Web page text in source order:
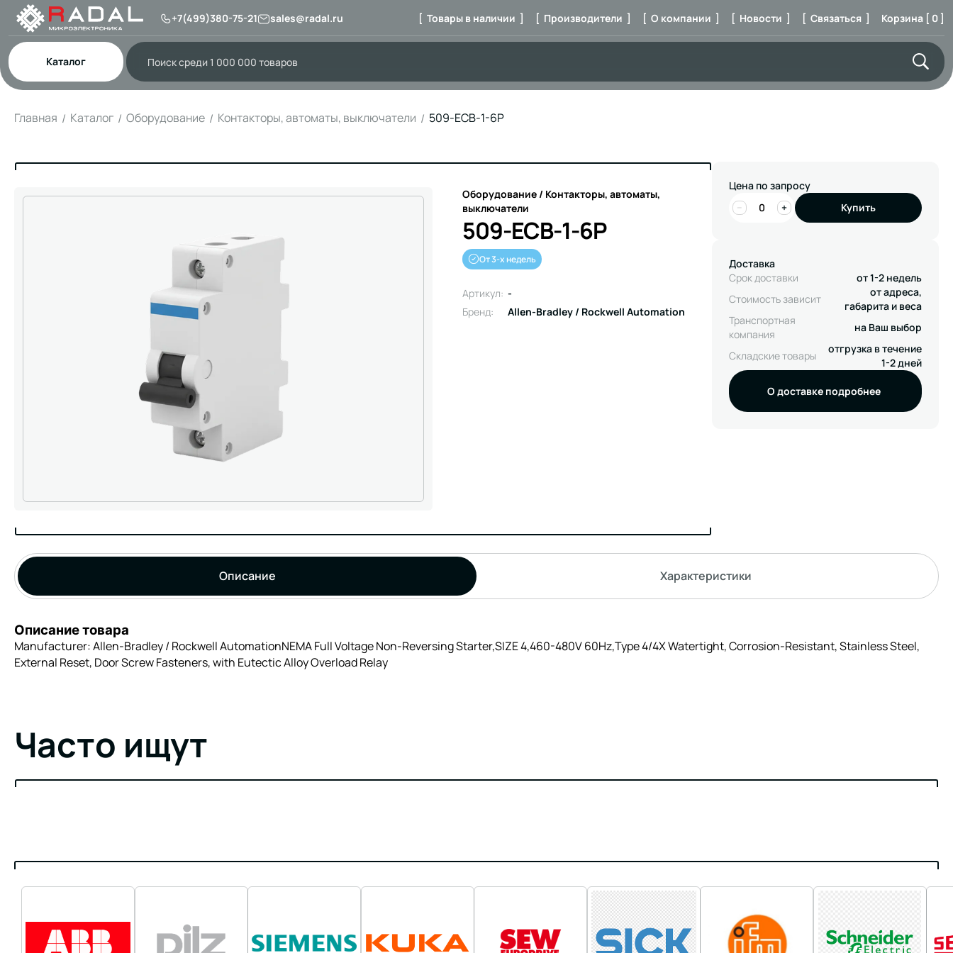
+7(499)380-75-21 sales@radal.ru [ Товары в наличии ] [ Производители ] [ О компании ] [ Новости ] [ Связаться ] Корзина [ 0 ]
Каталог
Главная Каталог Оборудование Контакторы, автоматы, выключатели 509-ECB-1-6P
Оборудование / Контакторы, автоматы,
выключатели
509-ECB-1-6P
От 3-х недель
Артикул: -
Бренд:
Allen-Bradley / Rockwell Automation
Цена по запросу
−
+ Купить
Доставка
Срок доставки
от 1-2 недель
Стоимость зависит
от адреса,
габарита и веса
Транспортная
компания
на Ваш выбор
Складские товары
отгрузка в течение
1-2 дней
О доставке подробнее
Описание Характеристики
Описание товара
Manufacturer: Allen-Bradley / Rockwell AutomationNEMA Full Voltage Non-Reversing Starter,SIZE 4,460-480V 60Hz,Type 4/4X Watertight, Corrosion-Resistant, Stainless Steel,
External Reset, Door Screw Fasteners, with Eutectic Alloy Overload Relay
Часто ищут